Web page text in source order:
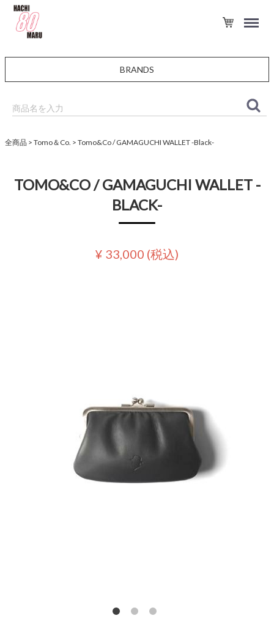
BRANDS
全商品 Tomo＆Co. Tomo&Co / GAMAGUCHI WALLET -Black-
TOMO&CO / GAMAGUCHI WALLET -
BLACK-
¥ 33,000 (税込)